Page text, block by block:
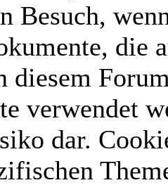
Besuch,
die
diesem
verwendet
dar.